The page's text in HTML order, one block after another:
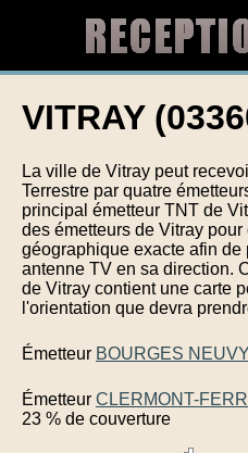
VITRAY
La ville de Vitray peut
Terrestre par quatre
principal émetteur TNT de
des émetteurs de Vitray
géographique exacte afin de
antenne TV en sa direction.
de Vitray contient une carte
l'orientation que devra
Émetteur BOURGES NEUVY
Émetteur CLERMONT-
23 % de couverture